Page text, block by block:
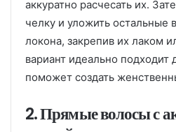
аккуратно расчесать их.
челку и уложить остальные
локона, закрепив их лаком
вариант идеально подходит
поможет создать
2. Прямые волосы с